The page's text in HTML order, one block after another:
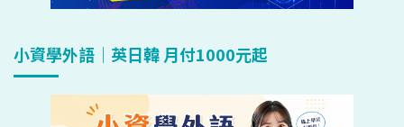
小資學外語｜英日韓 月付1000元起